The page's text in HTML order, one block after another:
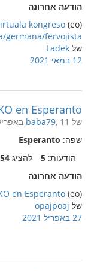
הודעה אחרונה
(eo)
kongreso
germana/fervojista
של Ladek
12 במאי 2021
en Esperanto
של baba79, 11 באפריל 2021
שפה: Esperanto
הודעות: 5 להציג
הודעה אחרונה
(eo)
en Esperanto
של opajpoaj
27 באפריל 2021